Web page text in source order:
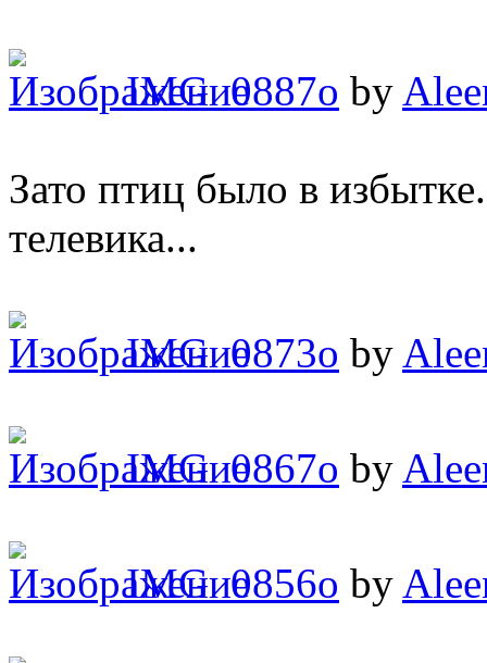
IMG_0887o by
Зато птиц было в
телевика...
IMG_0873o by
IMG_0867o by
IMG_0856o by